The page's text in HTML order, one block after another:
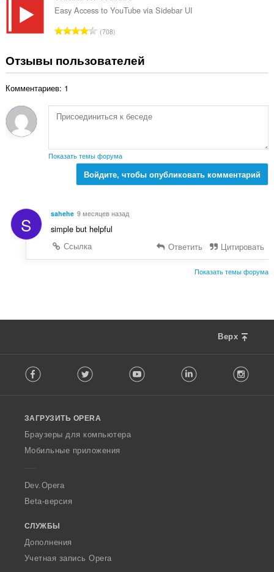
н
о
к
г
о
е
н
:
Easy Access to YouTube via Sidebar UI
В
г
ц
е
к
:
708
Отзывы пользователей
Комментариев: 1
Показать темы форума
Войдите, чтобы опубликовать комментарий
S sahehe 9 месяцев назад
simple but helpful
Ссылка
Ответить Цитировать
Показать темы форума
Верх
o
w
O
p
a
Facebook Twitter Youtube LinkedIn
ЗАГРУЗИТЬ OPERA
Браузеры для компьютера
Мобильные приложения
Dev.Opera
Beta-версия
СЛУЖБЫ
Дополнения
Учетная запись Opera